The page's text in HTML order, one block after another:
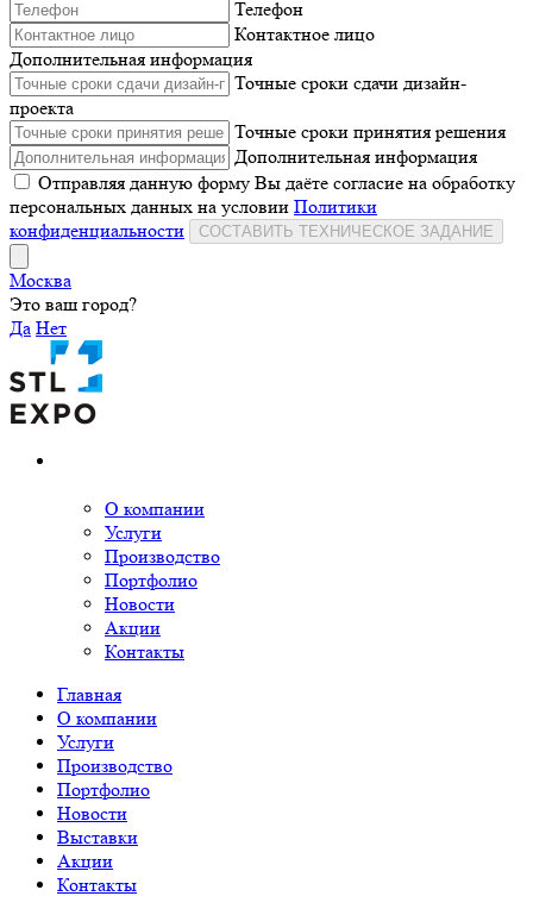
Телефон
Контактное лицо
Дополнительная информация
Точные сроки сдачи дизайн-
проекта
Точные сроки принятия решения
Дополнительная информация
Отправляя данную форму Вы даёте согласие на обработку
персональных данных на условии Политики
конфиденциальности
СОСТАВИТЬ ТЕХНИЧЕСКОЕ ЗАДАНИЕ
Москва
Это ваш город?
Да Нет
О компании
Услуги
Производство
Портфолио
Новости
Акции
Контакты
Главная
О компании
Услуги
Производство
Портфолио
Новости
Выставки
Акции
Контакты